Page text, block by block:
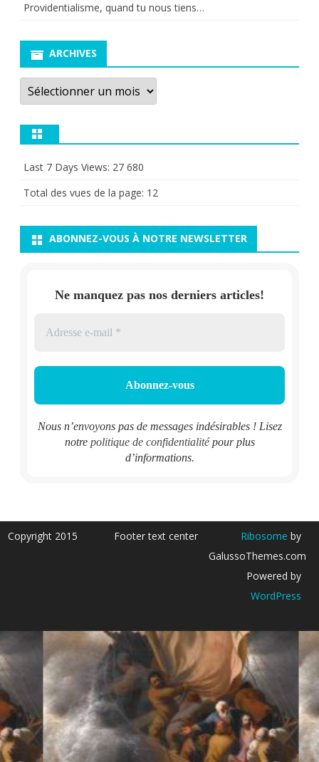
Providentialisme, quand tu nous tiens…
ARCHIVES
Archives
Last 7 Days Views: 27 680
Total des vues de la page: 12
ABONNEZ-VOUS À NOTRE NEWSLETTER
Ne manquez pas nos derniers articles!
Nous n’envoyons pas de messages indésirables ! Lisez
notre politique de confidentialitépour plus
d’informations.
Copyright 2015 Footer text center Ribosome by
GalussoThemes.com
Powered by
WordPress